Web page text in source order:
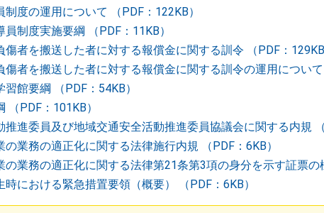
度の運用について （PDF：122KB）
制度実施要綱 （PDF：11KB）
者を搬送した者に対する報償金に関する訓令 （PDF：129KB
者を搬送した者に対する報償金に関する訓令の運用について
館要綱 （PDF：54KB）
（PDF：101KB）
進委員及び地域交通安全活動推進委員協議会に関する内規 （
の業務の適正化に関する法律施行内規 （PDF：6KB）
の業務の適正化に関する法律第21条第3項の身分を示す証票の
における緊急措置要領（概要） （PDF：6KB）